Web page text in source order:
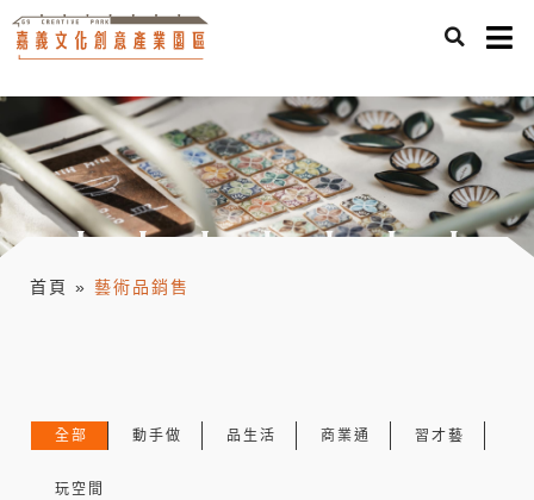
首頁 » 藝術品銷售
全部 動手做 品生活 商業通 習才藝
玩空間